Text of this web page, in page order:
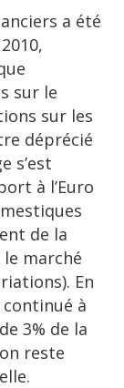
a été
sur le
sur les
déprécié
s’est
à l’Euro
de la
marché
En
à
3% de la
reste